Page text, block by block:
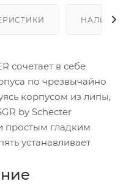
НАЛИЧИЕ
сочетает в себе
по чрезвычайно
корпусом из липы,
by Schecter
простым гладким
устанавливает